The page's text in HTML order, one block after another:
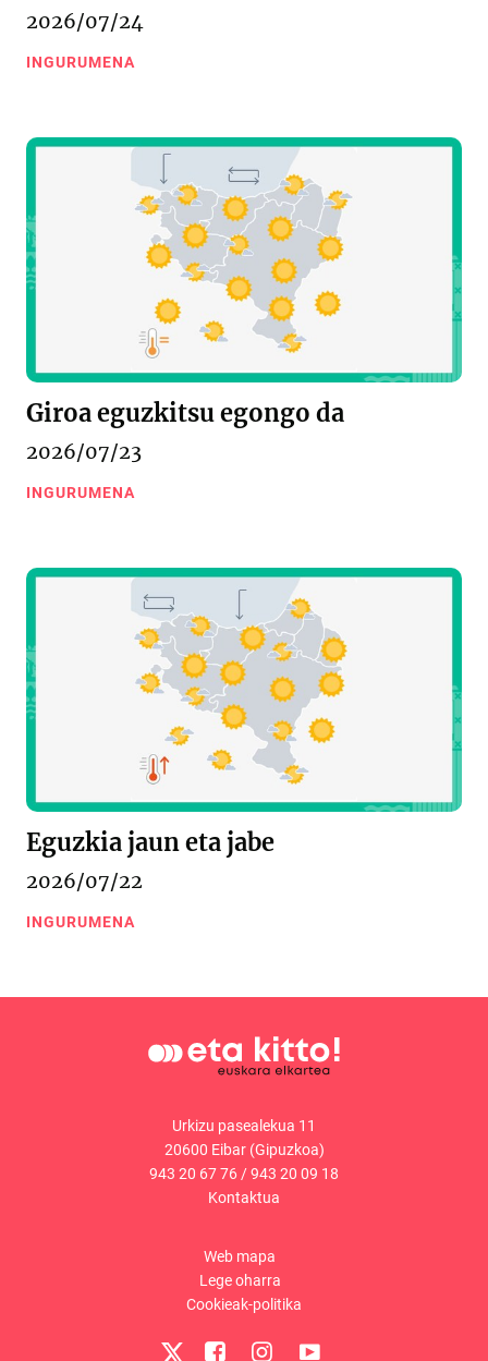
2026/07/24
INGURUMENA
Giroa eguzkitsu egongo da
2026/07/23
INGURUMENA
Eguzkia jaun eta jabe
2026/07/22
INGURUMENA
Urkizu pasealekua 11
20600 Eibar (Gipuzkoa)
943 20 67 76 /943 20 09 18
Kontaktua
Web mapa
Lege oharra
Cookieak-politika